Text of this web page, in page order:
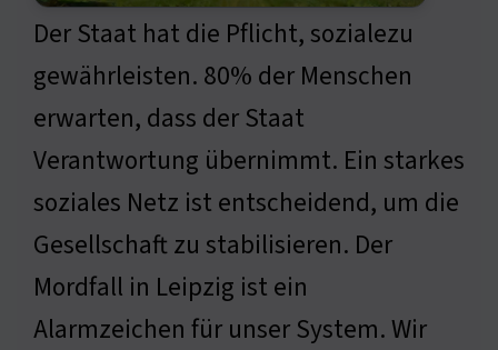
Der Staat hat die Pflicht, sozialezu
gewährleisten. 80% der Menschen
erwarten, dass der Staat
Verantwortung übernimmt. Ein starkes
soziales Netz ist entscheidend, um die
Gesellschaft zu stabilisieren. Der
Mordfall in Leipzig ist ein
Alarmzeichen für unser System. Wir